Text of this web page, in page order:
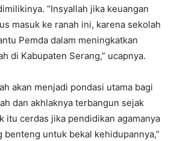
“Insyallah jika keuangan
masuk ke ranah ini, karena sekolah
Pemda dalam meningkatkan
di Kabupaten Serang,” ucapnya.
akan menjadi pondasi utama bagi
dan akhlaknya terbangun sejak
itu cerdas jika pendidikan agamanya
benteng untuk bekal kehidupannya,”